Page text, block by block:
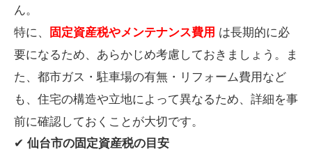
ん。
特に、
固定資産税やメンテナンス費用 は長期的に必
要になるため、あらかじめ考慮しておきましょう。ま
た、都市ガス・駐車場の有無・リフォーム費用など
も、住宅の構造や立地によって異なるため、詳細を事
前に確認しておくことが大切です。
✔ 仙台市の固定資産税の目安